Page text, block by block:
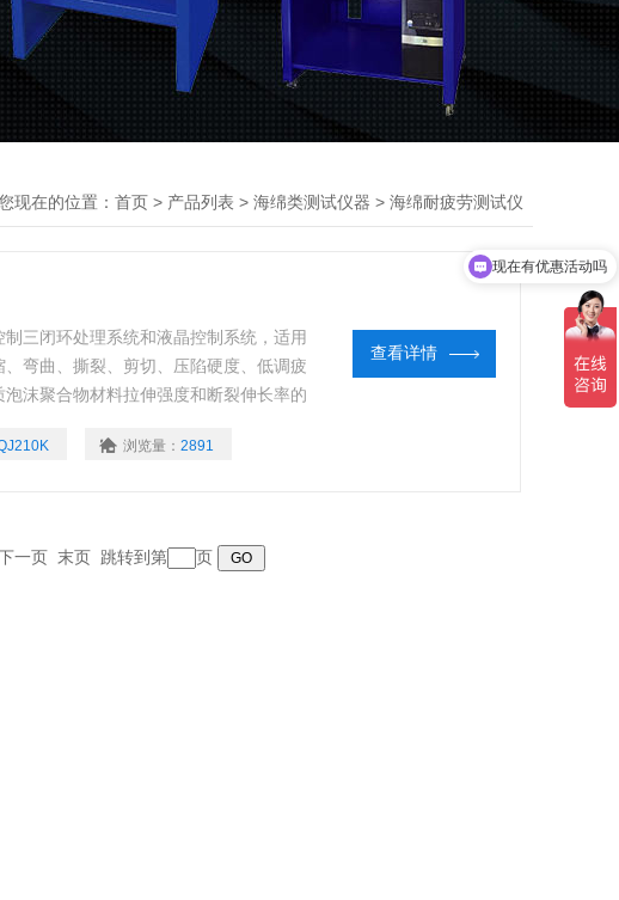
现在的位置： 首页 > 产品列表 > 海绵类测试仪器 > 海绵耐疲劳测试仪
三闭环处理系统和液晶控制系统，适用
弯曲、撕裂、剪切、压陷硬度、低调疲
沫聚合物材料拉伸强度和断裂伸长率的
品成品的压缩性能试验等。
浏览量： 2891
查看详情
一页 末页 跳转到第 页
现在有优惠活动吗